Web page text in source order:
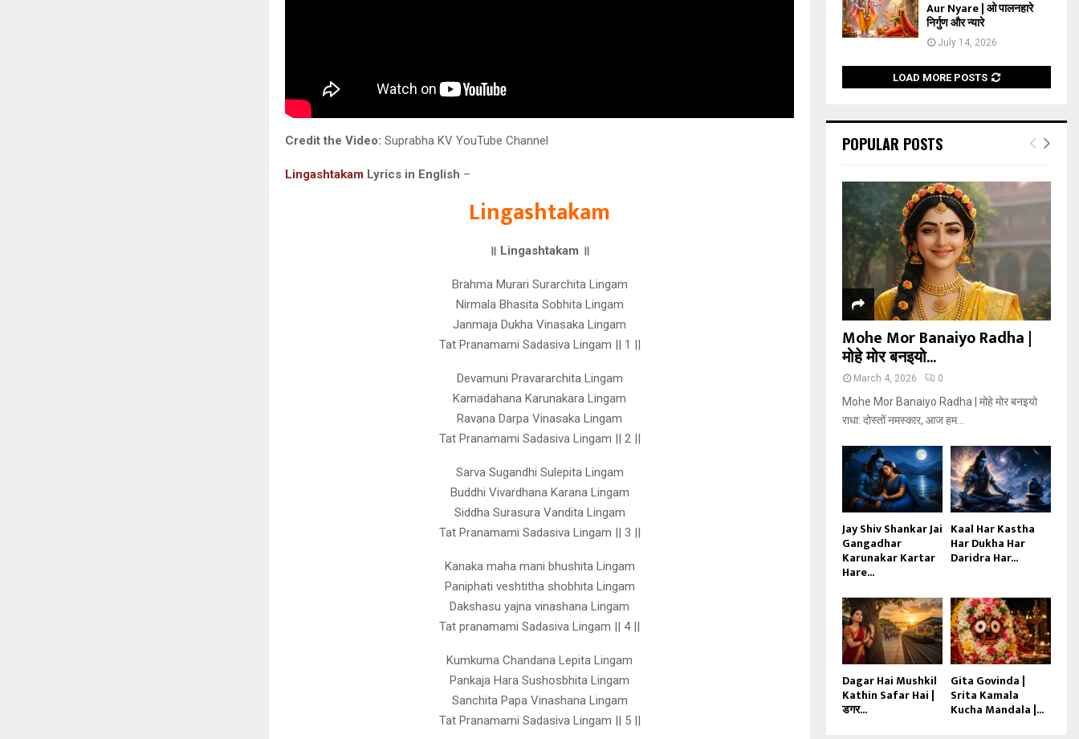
Credit the Video: Suprabha KV YouTube Channel
Lingashtakam Lyrics in English –
Lingashtakam
॥ Lingashtakam ॥
Brahma Murari Surarchita Lingam
Nirmala Bhasita Sobhita Lingam
Janmaja Dukha Vinasaka Lingam
Tat Pranamami Sadasiva Lingam || 1 ||
Devamuni Pravararchita Lingam
Kamadahana Karunakara Lingam
Ravana Darpa Vinasaka Lingam
Tat Pranamami Sadasiva Lingam || 2 ||
Sarva Sugandhi Sulepita Lingam
Buddhi Vivardhana Karana Lingam
Siddha Surasura Vandita Lingam
Tat Pranamami Sadasiva Lingam || 3 ||
Kanaka maha mani bhushita Lingam
Paniphati veshtitha shobhita Lingam
Dakshasu yajna vinashana Lingam
Tat pranamami Sadasiva Lingam || 4 ||
Kumkuma Chandana Lepita Lingam
Pankaja Hara Sushosbhita Lingam
Sanchita Papa Vinashana Lingam
Tat Pranamami Sadasiva Lingam || 5 ||
Aur Nyare | ओ पालनहारे
निर्गुण और न्यारे
July 14, 2026
LOAD MORE POSTS
POPULAR POSTS
Mohe Mor Banaiyo Radha |
मोहे मोर बनइयो...
March 4, 2026 0
Mohe Mor Banaiyo Radha | मोहे मोर बनइयो
राधा: दोस्तों नमस्कार, आज हम...
Jay Shiv Shankar Jai
Gangadhar
Karunakar Kartar
Hare...
Kaal Har Kastha
Har Dukha Har
Daridra Har...
Dagar Hai Mushkil
Kathin Safar Hai |
डगर...
Gita Govinda |
Srita Kamala
Kucha Mandala |...